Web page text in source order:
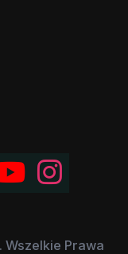
Wszelkie Prawa